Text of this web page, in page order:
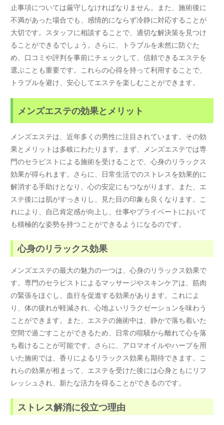
止事項については厳守しなければなりません。また、施術後に
不満があった場合でも、感情的にならず冷静に対応することが
大切です。スタッフに相談することで、適切な解決策を見つけ
ることができるでしょう。さらに、トラブルを未然に防ぐた
め、口コミや評判を事前にチェックして、信頼できるエステを
選ぶことも重要です。これらの心得を持って利用することで、
トラブルを避け、安心してエステを楽しむことができます。
メンズエステの効果とメリット
メンズエステは、近年多くの男性に注目されています。その効
果とメリットは多岐にわたります。まず、メンズエステでは専
門のセラピストによる施術を受けることで、心身のリラックス
効果が得られます。さらに、日常生活でのストレスを効果的に
解消する手助けとなり、心の安定にもつながります。また、エ
ステ後には肌がすっきりし、見た目の印象も良くなります。こ
れにより、自己肯定感が向上し、仕事やプライベートにおいて
も積極的な姿勢を持つことができるようになるのです。
心身のリラックス効果
メンズエステの最大の魅力の一つは、心身のリラックス効果で
す。専門のセラピストによるマッサージやスキンケアは、筋肉
の緊張をほぐし、血行を促進する効果があります。これによ
り、体の疲れが軽減され、心地よいリラクゼーションを味わう
ことができます。また、エステの施術中は、静かで落ち着いた
空間で過ごすことができるため、日常の喧騒から離れて心を落
ち着けることが可能です。さらに、アロマオイルやハーブを用
いた施術では、香りによるリラックス効果も期待できます。こ
れらの効果が相まって、エステを受けた後には心身ともにリフ
レッシュされ、新たな活力を得ることができるのです。
ストレス解消に役立つ理由